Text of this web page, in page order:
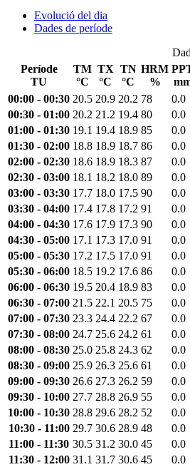
Evolució del dia
Dades de període
Període
TU
TM
°C
TX
°C
TN
°C
HRM
%
00:00 - 00:30 20.5 20.9 20.2 78 0.0
00:30 - 01:00 20.2 21.2 19.4 80 0.0
01:00 - 01:30 19.1 19.4 18.9 85 0.0
01:30 - 02:00 18.8 18.9 18.7 86 0.0
02:00 - 02:30 18.6 18.9 18.3 87 0.0
02:30 - 03:00 18.1 18.2 18.0 89 0.0
03:00 - 03:30 17.7 18.0 17.5 90 0.0
03:30 - 04:00 17.4 17.8 17.2 91 0.0
04:00 - 04:30 17.6 17.9 17.3 90 0.0
04:30 - 05:00 17.1 17.3 17.0 91 0.0
05:00 - 05:30 17.2 17.5 17.0 91 0.0
05:30 - 06:00 18.5 19.2 17.6 86 0.0
06:00 - 06:30 19.5 20.4 18.9 83 0.0
06:30 - 07:00 21.5 22.1 20.5 75 0.0
07:00 - 07:30 23.3 24.4 22.2 67 0.0
07:30 - 08:00 24.7 25.6 24.2 61 0.0
08:00 - 08:30 25.0 25.8 24.3 62 0.0
08:30 - 09:00 25.9 26.3 25.6 61 0.0
09:00 - 09:30 26.6 27.3 26.2 59 0.0
09:30 - 10:00 27.7 28.8 26.9 55 0.0
10:00 - 10:30 28.8 29.6 28.2 52 0.0
10:30 - 11:00 29.7 30.6 28.9 48 0.0
11:00 - 11:30 30.5 31.2 30.0 45 0.0
11:30 - 12:00 31.1 31.7 30.6 45 0.0